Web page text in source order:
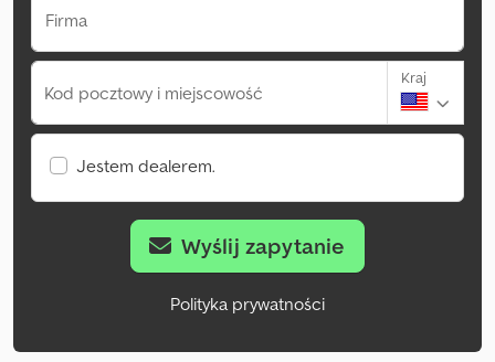
Firma
Kod pocztowy i miejscowość
Kraj
Jestem dealerem.
Wyślij zapytanie
Polityka prywatności